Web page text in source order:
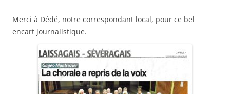
Merci à Dédé, notre correspondant local, pour ce bel
encart journalistique.